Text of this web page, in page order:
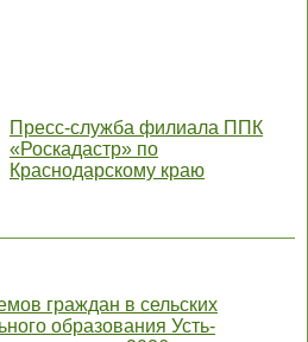
Пресс-служба филиала ППК
«Роскадастр» по
Краснодарскому краю
граждан в сельских
образования Усть-